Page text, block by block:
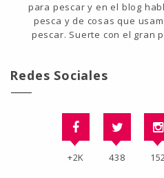
para pescar y en el blog
pesca y de cosas que
pescar. Suerte con el gran
Redes Sociales
+2K 438